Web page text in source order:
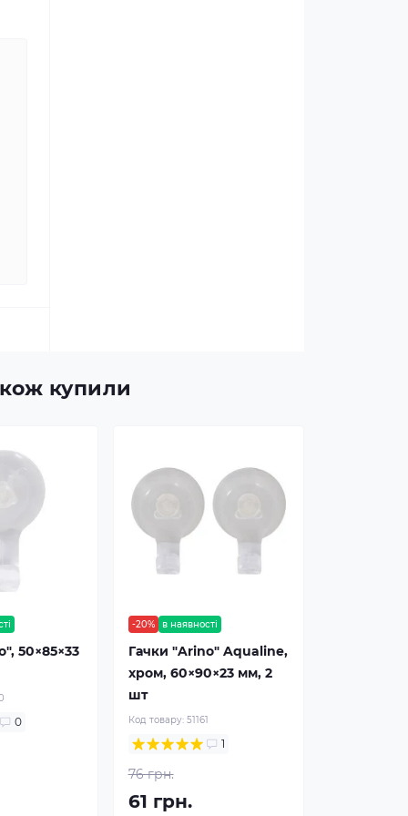
купили
50×85×33
0
-20% в наявності
Гачки "Arino" Aqualine,
хром, 60×90×23 мм, 2
шт
Код товару: 51161
1
76 грн.
61 грн.